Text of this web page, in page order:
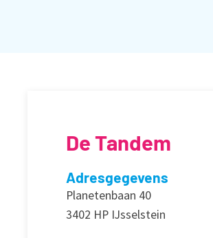
De Tandem
Adresgegevens
Planetenbaan 40
3402 HP IJsselstein